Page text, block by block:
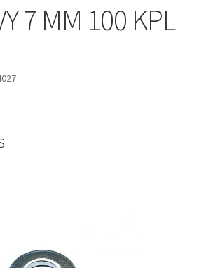
7 MM 100 KPL